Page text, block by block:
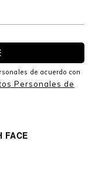
FACE
de acuerdo con
Personales de